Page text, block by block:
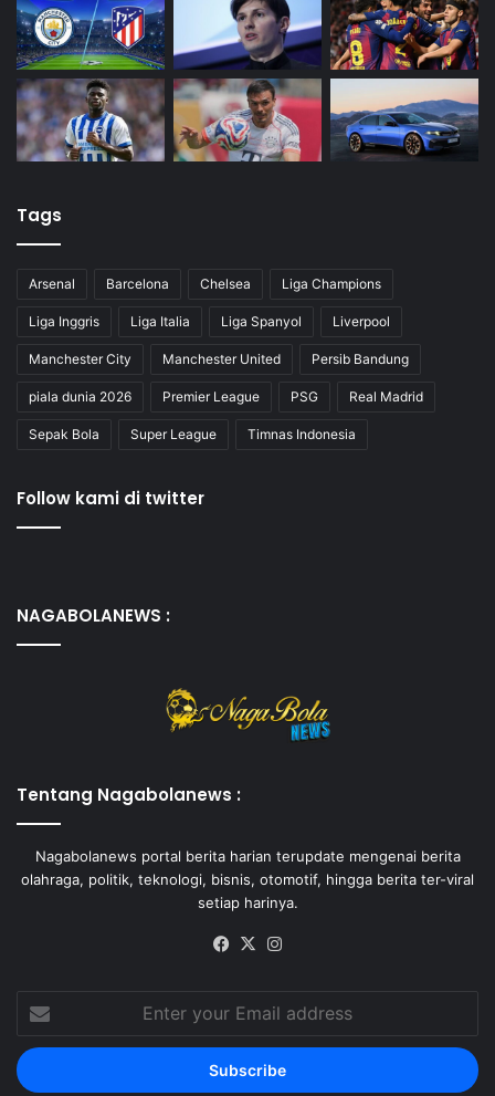
Tags
Arsenal Barcelona Chelsea Liga Champions
Liga Inggris Liga Italia Liga Spanyol Liverpool
Manchester City Manchester United Persib Bandung
piala dunia 2026 Premier League PSG Real Madrid
Sepak Bola Super League Timnas Indonesia
Follow kami di twitter
NAGABOLANEWS :
Tentang Nagabolanews :
Nagabolanews portal berita harian terupdate mengenai berita
olahraga, politik, teknologi, bisnis, otomotif, hingga berita ter-viral
setiap harinya.
Facebook
X
Enter
your
Email
address